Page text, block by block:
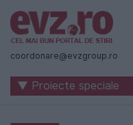
Știri
naționale
internaționale
coordonare@evzgroup.ro
▼ Proiecte speciale